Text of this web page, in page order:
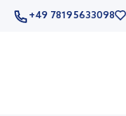
+49 78195633098